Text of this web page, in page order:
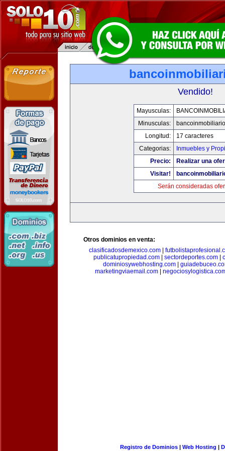
Vendido!
Mayusculas:
Minusculas:
Longitud:
17 caracteres
Categorias:
Inmuebles y
Precio:
Realizar una
Visitar!
Serán consideradas
Otros dominios en venta:
clasificadosdemexico.com|
publicatupropiedad.com
sectordeportes.com
dominiosywebhosting.com|
marketingviaemail.com|
Registro de Dominios| Web Hosting |